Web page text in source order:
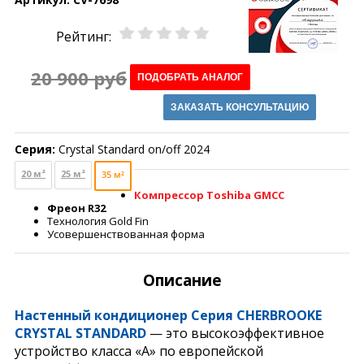
Рейтинг:
20 900 руб ПОДОБРАТЬ АНАЛОГ
ЗАКАЗАТЬ КОНСУЛЬТАЦИЮ
Серия: Crystal Standard on/off 2024
20 м² 25 м² 35 м²
Компрессор Toshiba GMCC
Фреон R32
Технология Gold Fin
Усовершенствованная форма
Описание
Настенный кондиционер Серия CHERBROOKE
CRYSTAL STANDARD — это высокоэффективное
устройство класса «A» по европейской